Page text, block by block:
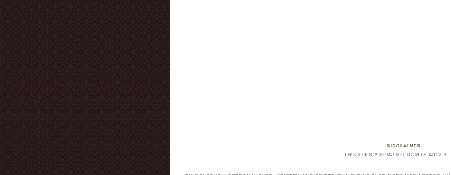
DISCLAIMER
THIS POLICY IS VALID FROM 05 AUGUST